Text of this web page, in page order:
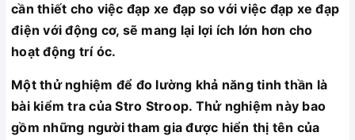
cần thiết cho việc đạp xe đạp so với việc đạp xe đạp
điện với động cơ, sẽ mang lại lợi ích lớn hơn cho
hoạt động trí óc.
Một thử nghiệm để đo lường khả năng tinh thần là
bài kiểm tra của Stro Stroop. Thử nghiệm này bao
gồm những người tham gia được hiển thị tên của